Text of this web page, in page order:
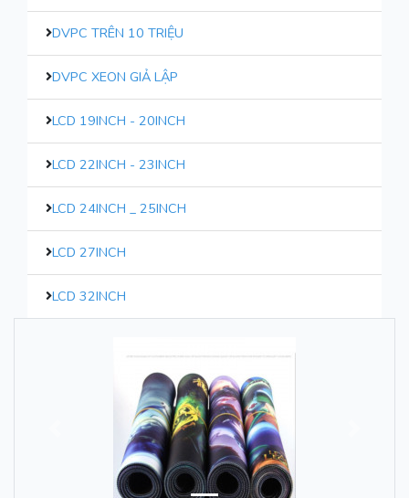
DVPC TRÊN 10 TRIỆU
DVPC XEON GIẢ LẬP
LCD 19INCH - 20INCH
LCD 22INCH - 23INCH
LCD 24INCH _ 25INCH
LCD 27INCH
LCD 32INCH